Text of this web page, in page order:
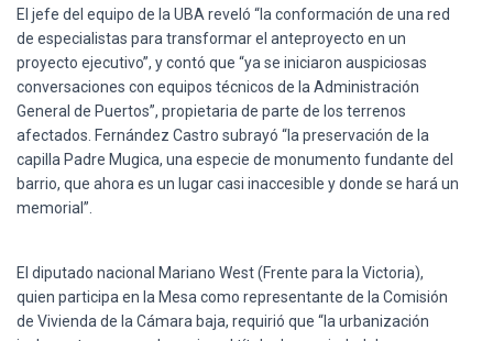
El jefe del equipo de la UBA reveló “la conformación de una red
de especialistas para transformar el anteproyecto en un
proyecto ejecutivo”, y contó que “ya se iniciaron auspiciosas
conversaciones con equipos técnicos de la Administración
General de Puertos”, propietaria de parte de los terrenos
afectados. Fernández Castro subrayó “la preservación de la
capilla Padre Mugica, una especie de monumento fundante del
barrio, que ahora es un lugar casi inaccesible y donde se hará un
memorial”.
El diputado nacional Mariano West (Frente para la Victoria),
quien participa en la Mesa como representante de la Comisión
de Vivienda de la Cámara baja, requirió que “la urbanización